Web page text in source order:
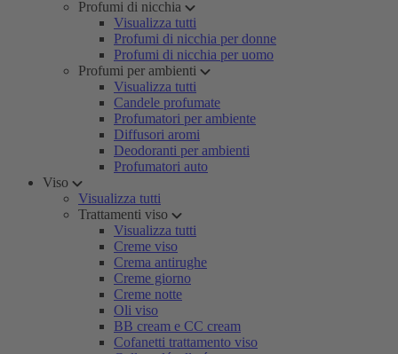
Profumi di nicchia
Visualizza tutti
Profumi di nicchia per donne
Profumi di nicchia per uomo
Profumi per ambienti
Visualizza tutti
Candele profumate
Profumatori per ambiente
Diffusori aromi
Deodoranti per ambienti
Profumatori auto
Viso
Visualizza tutti
Trattamenti viso
Visualizza tutti
Creme viso
Crema antirughe
Creme giorno
Creme notte
Oli viso
BB cream e CC cream
Cofanetti trattamento viso